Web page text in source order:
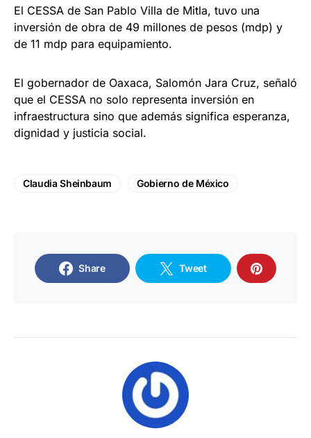
El CESSA de San Pablo Villa de Mitla, tuvo una
inversión de obra de 49 millones de pesos (mdp) y
de 11 mdp para equipamiento.
El gobernador de Oaxaca, Salomón Jara Cruz, señaló
que el CESSA no solo representa inversión en
infraestructura sino que además significa esperanza,
dignidad y justicia social.
Claudia Sheinbaum Gobierno de México
Share Tweet